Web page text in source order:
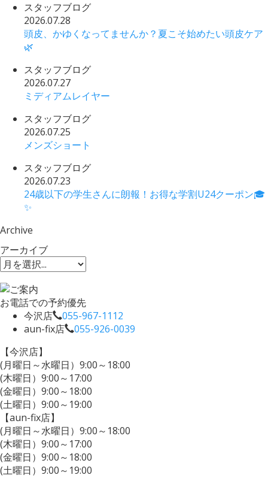
スタッフブログ
2026.07.28
頭皮、かゆくなってませんか？夏こそ始めたい頭皮ケア
🌿
スタッフブログ
2026.07.27
ミディアムレイヤー
スタッフブログ
2026.07.25
メンズショート
スタッフブログ
2026.07.23
24歳以下の学生さんに朗報！お得な学割U24クーポン🎓
✨
Archive
アーカイブ
お電話での予約優先
今沢店
055-967-1112
aun-fix店
055-926-0039
【今沢店】
(月曜日～水曜日）9:00～18:00
(木曜日）9:00～17:00
(金曜日）9:00～18:00
(土曜日）9:00～19:00
【aun-fix店】
(月曜日～水曜日）9:00～18:00
(木曜日）9:00～17:00
(金曜日）9:00～18:00
(土曜日）9:00～19:00